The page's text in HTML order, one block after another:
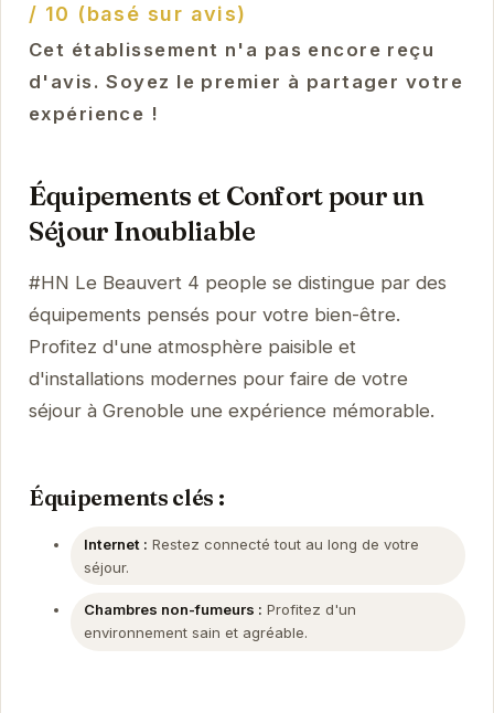
/ 10 (basé sur avis)
Cet établissement n'a pas encore reçu
d'avis. Soyez le premier à partager votre
expérience !
Équipements et Confort pour un
Séjour Inoubliable
#HN Le Beauvert 4 people se distingue par des
équipements pensés pour votre bien-être.
Profitez d'une atmosphère paisible et
d'installations modernes pour faire de votre
séjour à Grenoble une expérience mémorable.
Équipements clés :
Internet : Restez connecté tout au long de votre
séjour.
Chambres non-fumeurs : Profitez d'un
environnement sain et agréable.